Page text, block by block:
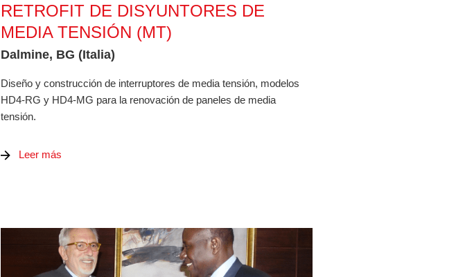
RETROFIT DE DISYUNTORES DE
MEDIA TENSIÓN (MT)
Dalmine, BG (Italia)
Diseño y construcción de interruptores de media tensión, modelos
HD4-RG y HD4-MG para la renovación de paneles de media
tensión.
Leer más